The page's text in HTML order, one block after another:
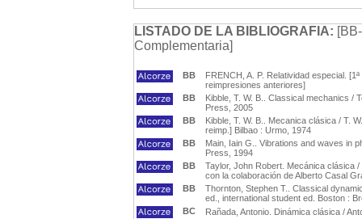
LISTADO DE LA BIBLIOGRAFIA:
Complementaria]
BB
FRENCH, A. P. Relatividad especial.
reimpresiones anteriores]
BB
Kibble, T. W. B.. Classical mechanics /
Press, 2005
BB
Kibble, T. W. B.. Mecanica clásica / T.
reimp.] Bilbao : Urmo, 1974
BB
Main, Iain G.. Vibrations and waves in
Press, 1994
BB
Taylor, John Robert. Mecánica clásica
con la colaboración de Alberto Casal
BB
Thornton, Stephen T.. Classical
ed., international student ed. Boston :
BC
Rañada, Antonio. Dinámica clásica /